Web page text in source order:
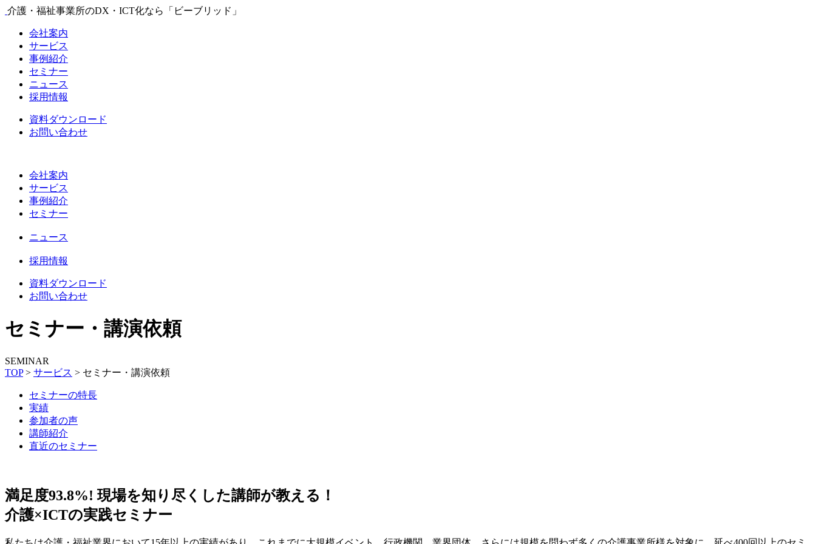
介護・福祉事業所のDX・ICT化なら「ビーブリッド」
会社案内
サービス
事例紹介
セミナー
ニュース
採用情報
資料ダウンロード
お問い合わせ
会社案内
サービス
事例紹介
セミナー
ニュース
採用情報
資料ダウンロード
お問い合わせ
セミナー・講演依頼
SEMINAR
TOP > サービス > セミナー・講演依頼
セミナーの特長
実績
参加者の声
講師紹介
直近のセミナー
満足度93.8%! 現場を知り尽くした講師が教える！
介護×ICTの実践セミナー